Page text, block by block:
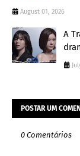
August 01, 2026
A
POSTAR UM
0 Comentários